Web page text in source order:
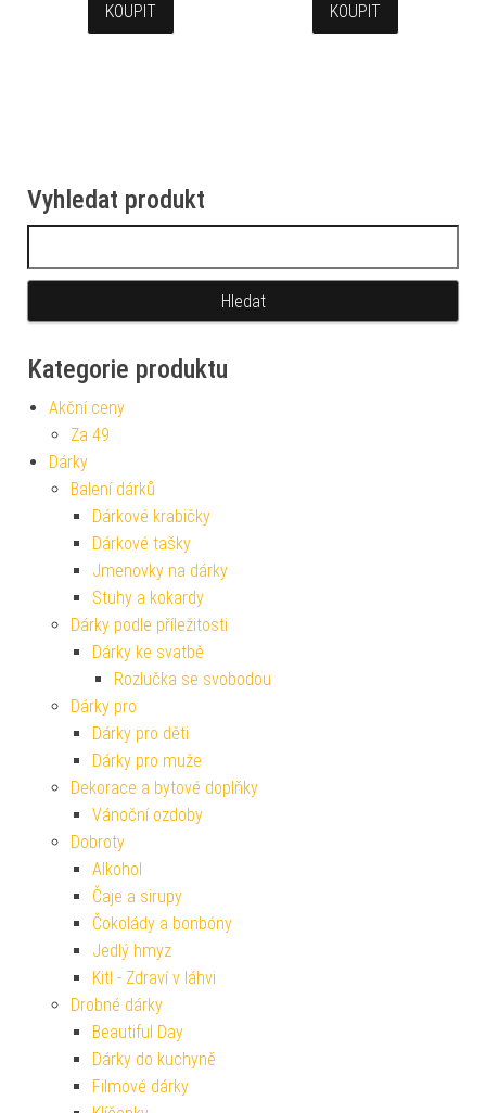
KOUPIT KOUPIT
Vyhledat produkt
Kategorie produktu
Akční ceny
Za 49
Dárky
Balení dárků
Dárkové krabičky
Dárkové tašky
Jmenovky na dárky
Stuhy a kokardy
Dárky podle příležitosti
Dárky ke svatbě
Rozlučka se svobodou
Dárky pro
Dárky pro děti
Dárky pro muže
Dekorace a bytové doplňky
Vánoční ozdoby
Dobroty
Alkohol
Čaje a sirupy
Čokolády a bonbóny
Jedlý hmyz
Kitl - Zdraví v láhvi
Drobné dárky
Beautiful Day
Dárky do kuchyně
Filmové dárky